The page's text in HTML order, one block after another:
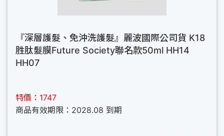
『深層護髮、免沖洗護髮』麗波國際公司貨 K18
胜肽髮膜Future Society聯名款50ml HH14
HH07
特價：1747
商品有效期限：2028.08 到期